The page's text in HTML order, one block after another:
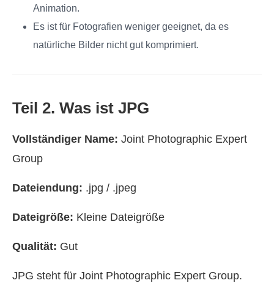
Animation.
Es ist für Fotografien weniger geeignet, da es
natürliche Bilder nicht gut komprimiert.
Teil 2. Was ist JPG
Vollständiger Name: Joint Photographic Expert
Group
Dateiendung: .jpg / .jpeg
Dateigröße: Kleine Dateigröße
Qualität: Gut
JPG steht für Joint Photographic Expert Group.